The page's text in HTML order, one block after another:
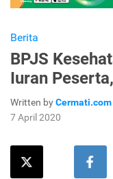
Berita
BPJS
Iuran
Written byCermati.com
7 April 2020